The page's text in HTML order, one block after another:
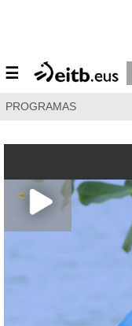
☰
PROGRAMAS